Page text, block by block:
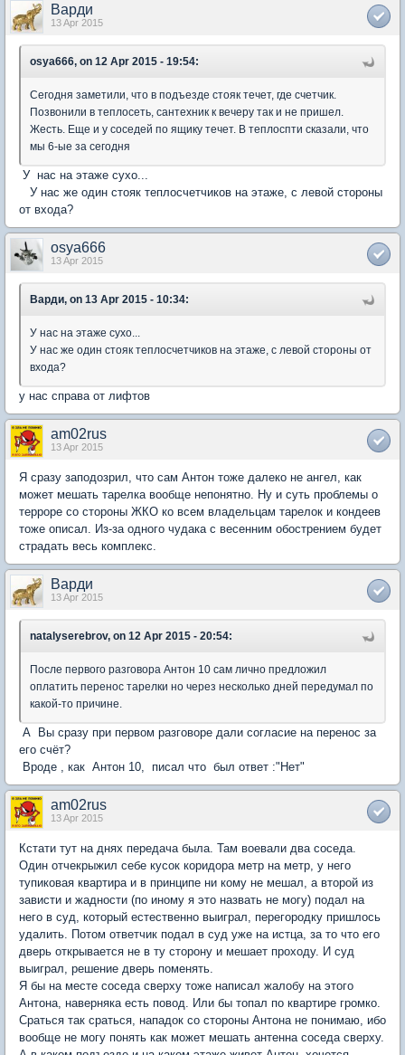
Варди
13 Apr 2015
osya666, on 12 Apr 2015 - 19:54:
Сегодня заметили, что в подъезде стояк течет, где счетчик.
Позвонили в теплосеть, сантехник к вечеру так и не пришел.
Жесть. Еще и у соседей по ящику течет. В теплоспти сказали, что
мы 6-ые за сегодня
У нас на этаже сухо...
У нас же один стояк теплосчетчиков на этаже, с левой стороны
от входа?
osya666
13 Apr 2015
Варди, on 13 Apr 2015 - 10:34:
У нас на этаже сухо...
У нас же один стояк теплосчетчиков на этаже, с левой стороны от
входа?
у нас справа от лифтов
am02rus
13 Apr 2015
Я сразу заподозрил, что сам Антон тоже далеко не ангел, как
может мешать тарелка вообще непонятно. Ну и суть проблемы о
терроре со стороны ЖКО ко всем владельцам тарелок и кондеев
тоже описал. Из-за одного чудака с весенним обострением будет
страдать весь комплекс.
Варди
13 Apr 2015
natalyserebrov, on 12 Apr 2015 - 20:54:
После первого разговора Антон 10 сам лично предложил
оплатить перенос тарелки но через несколько дней передумал по
какой-то причине.
А Вы сразу при первом разговоре дали согласие на перенос за
его счёт?
Вроде , как Антон 10, писал что был ответ :"Нет"
am02rus
13 Apr 2015
Кстати тут на днях передача была. Там воевали два соседа.
Один отчекрыжил себе кусок коридора метр на метр, у него
тупиковая квартира и в принципе ни кому не мешал, а второй из
зависти и жадности (по иному я это назвать не могу) подал на
него в суд, который естественно выиграл, перегородку пришлось
удалить. Потом ответчик подал в суд уже на истца, за то что его
дверь открывается не в ту сторону и мешает проходу. И суд
выиграл, решение дверь поменять.
Я бы на месте соседа сверху тоже написал жалобу на этого
Антона, наверняка есть повод. Или бы топал по квартире громко.
Сраться так сраться, нападок со стороны Антона не понимаю, ибо
вообще не могу понять как может мешать антенна соседа сверху.